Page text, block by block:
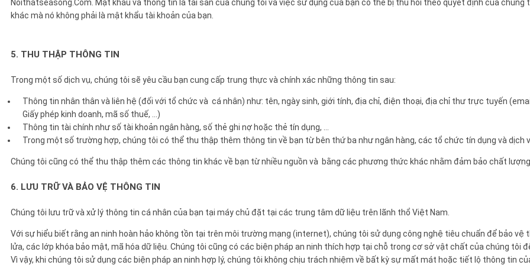
Noithatseasong.Com. Mật khẩu và thông tin là tài sản của chúng tôi và việc sử dụng của bạn có thể bị thu hồi theo quyết định của chúng
khác mà nó không phải là mật khẩu tài khoản của bạn.
5. THU THẬP THÔNG TIN
Trong một số dịch vụ, chúng tôi sẽ yêu cầu bạn cung cấp trung thực và chính xác những thông tin sau:
Thông tin nhân thân và liên hệ (đối với tổ chức và cá nhân) như: tên, ngày sinh, giới tính, địa chỉ, điện thoại, địa chỉ thư trực tuyến
Giấy phép kinh doanh, mã số thuế, ...)
Thông tin tài chính như số tài khoản ngân hàng, số thẻ ghi nợ hoặc thẻ tín dụng, …
Trong một số trường hợp, chúng tôi có thể thu thập thêm thông tin về bạn từ bên thứ ba như ngân hàng, các tổ chức tín dụng và dịch
Chúng tôi cũng có thể thu thập thêm các thông tin khác về bạn từ nhiều nguồn và bằng các phương thức khác nhằm đảm bảo chất
6. LƯU TRỮ VÀ BẢO VỆ THÔNG TIN
Chúng tôi lưu trữ và xử lý thông tin cá nhân của bạn tại máy chủ đặt tại các trung tâm dữ liệu trên lãnh thổ Việt Nam.
Với sự hiểu biết rằng an ninh hoàn hảo không tồn tại trên môi trường mạng (internet), chúng tôi sử dụng công nghệ tiêu chuẩn để bảo
lửa, các lớp khóa bảo mật, mã hóa dữ liệu. Chúng tôi cũng có các biện pháp an ninh thích hợp tại chỗ trong cơ sở vật chất của chúng tôi
Vì vậy, khi chúng tôi sử dụng các biện pháp an ninh hợp lý, chúng tôi không chịu trách nhiệm về bất kỳ sự mất mát hoặc tiết lộ thông tin